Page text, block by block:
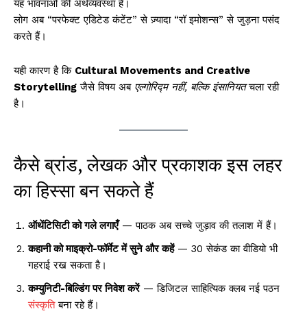
यह भावनाओं की अर्थव्यवस्था है।
लोग अब “परफेक्ट एडिटेड कंटेंट” से ज़्यादा “रॉ इमोशन्स” से जुड़ना पसंद
करते हैं।
यही कारण है कि Cultural Movements and Creative
Storytelling जैसे विषय अब एल्गोरिद्म नहीं, बल्कि इंसानियतचला रही
है।
कैसे ब्रांड, लेखक और प्रकाशक इस लहर
का हिस्सा बन सकते हैं
ऑथेंटिसिटी को गले लगाएँ— पाठक अब सच्चे जुड़ाव की तलाश में हैं।
कहानी को माइक्रो-फॉर्मेट में सुने और कहें— 30 सेकंड का वीडियो भी
गहराई रख सकता है।
कम्युनिटी-बिल्डिंग पर निवेश करें— डिजिटल साहित्यिक क्लब नई पठन
संस्कृतिबना रहे हैं।